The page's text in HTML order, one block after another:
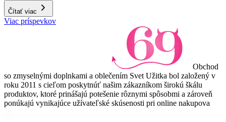
Čítať viac
Viac príspevkov
Obchod
so zmyselnými doplnkami a oblečením Svet Užitka bol založený v
roku 2011 s cieľom poskytnúť našim zákazníkom širokú škálu
produktov, ktoré prinášajú potešenie rôznymi spôsobmi a zároveň
ponúkajú vynikajúce užívateľské skúsenosti pri online nakupova